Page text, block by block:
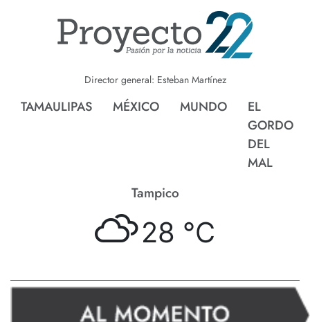
Director general: Esteban Martínez
TAMAULIPAS MÉXICO MUNDO
EL
GORDO
DEL
MAL
Tampico
28 °C